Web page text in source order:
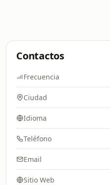
Contactos
Frecuencia
Ciudad
Idioma
Teléfono
Email
Sitio Web